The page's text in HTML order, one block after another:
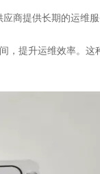
商提供长期的运维
，提升运维效率。这